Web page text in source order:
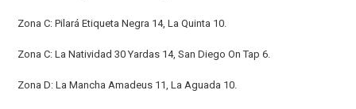
Zona C: Pilará Etiqueta Negra 14, La Quinta 10.
Zona C: La Natividad 30 Yardas 14, San Diego On Tap 6.
Zona D: La Mancha Amadeus 11, La Aguada 10.